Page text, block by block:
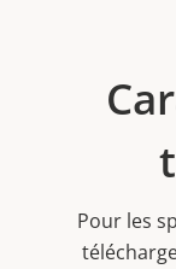
Pour les